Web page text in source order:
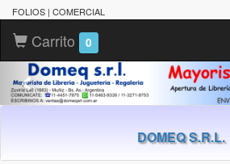
FOLIOS | COMERCIAL
Carrito 0
DOMEQ S.R.L.